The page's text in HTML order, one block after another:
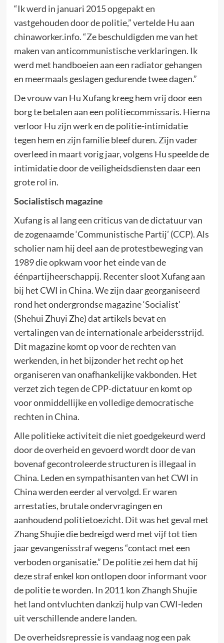
“Ik werd in januari 2015 opgepakt en
vastgehouden door de politie,” vertelde Hu aan
chinaworker.info. “Ze beschuldigden me van het
maken van anticommunistische verklaringen. Ik
werd met handboeien aan een radiator gehangen
en meermaals geslagen gedurende twee dagen.”
De vrouw van Hu Xufang kreeg hem vrij door een
borg te betalen aan een politiecommissaris. Hierna
verloor Hu zijn werk en de politie-intimidatie
tegen hem en zijn familie bleef duren. Zijn vader
overleed in maart vorig jaar, volgens Hu speelde de
intimidatie door de veiligheidsdiensten daar een
grote rol in.
Socialistisch magazine
Xufang is al lang een criticus van de dictatuur van
de zogenaamde ‘Communistische Partij’ (CCP). Als
scholier nam hij deel aan de protestbeweging van
1989 die opkwam voor het einde van de
éénpartijheerschappij. Recenter sloot Xufang aan
bij het CWI in China. We zijn daar georganiseerd
rond het ondergrondse magazine ‘Socialist’
(Shehui Zhuyi Zhe) dat artikels bevat en
vertalingen van de internationale arbeidersstrijd.
Dit magazine komt op voor de rechten van
werkenden, in het bijzonder het recht op het
organiseren van onafhankelijke vakbonden. Het
verzet zich tegen de CPP-dictatuur en komt op
voor onmiddellijke en volledige democratische
rechten in China.
Alle politieke activiteit die niet goedgekeurd werd
door de overheid en gevoerd wordt door de van
bovenaf gecontroleerde structuren is illegaal in
China. Leden en sympathisanten van het CWI in
China werden eerder al vervolgd. Er waren
arrestaties, brutale ondervragingen en
aanhoudend politietoezicht. Dit was het geval met
Zhang Shujie die bedreigd werd met vijf tot tien
jaar gevangenisstraf wegens “contact met een
verboden organisatie.” De politie zei hem dat hij
deze straf enkel kon ontlopen door informant voor
de politie te worden. In 2011 kon Zhangh Shujie
het land ontvluchten dankzij hulp van CWI-leden
uit verschillende andere landen.
De overheidsrepressie is vandaag nog een pak